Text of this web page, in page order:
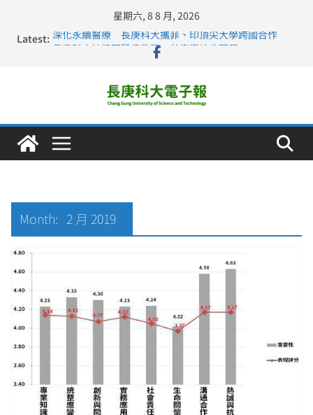
星期六, 8 8 月, 2026
Latest: 深化永續醫療 長庚科大攜菲、印頂尖大學跨國合作
長庚科大訪凱瑟醫療集團、美容學校收穫豐
仁德醫專與長庚科大締結策略聯盟 培育護理尖兵
長庚科大連四年穩居《遠見》醫學大學第5名 辦學實力再
Month: 2 月 2019